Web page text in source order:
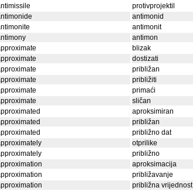
protivprojektil
antimonid
antimonit
antimon
blizak
dostizati
približan
približiti
primaći
sličan
aproksimiran
približan
približno dat
otprilike
približno
aproksimacija
približavanje
približna vrijednost